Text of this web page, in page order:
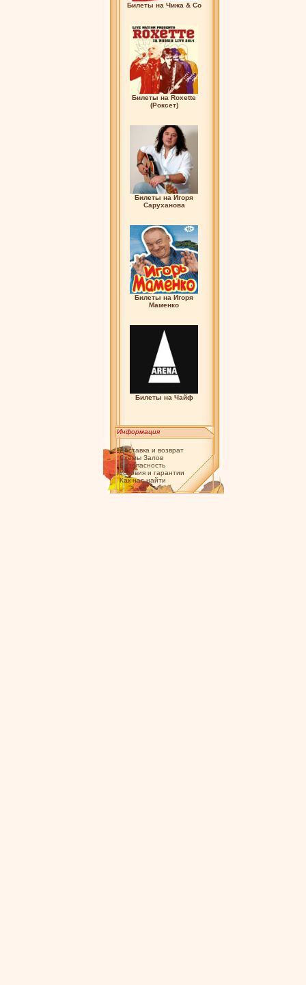
Билеты на Чижа & Co
Билеты на Roxette
(Роксет)
Билеты на Игоря
Саруханова
Билеты на Игоря
Маменко
Билеты на Чайф
Информация
Доставка и возврат
Схемы Залов
Безопасность
Условия и гарантии
Как нас найти